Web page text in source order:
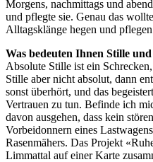
Morgens, nachmittags und
und pflegte sie. Genau das
Alltagsklänge hegen und
Was bedeuten Ihnen Stille
Absolute Stille ist ein
Stille aber nicht absolut, dann
sonst überhört, und das
Vertrauen zu tun. Befinde ich
davon ausgehen, dass kein
Vorbeidonnern eines
Rasenmähers. Das Projekt
Limmattal auf einer Karte